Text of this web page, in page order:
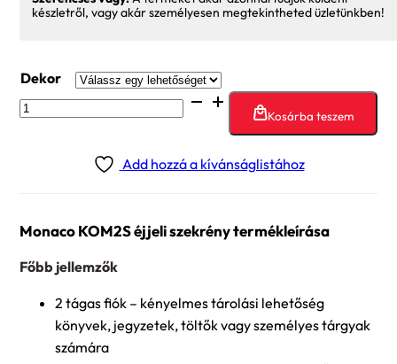
készletről, vagy akár személyesen megtekintheted üzletünkben!
Dekor
Monaco
KOM2S
Kosárba teszem
Add hozzá a kívánságlistához
Monaco KOM2S éjjeli szekrény termékleírása
Főbb jellemzők
2 tágas fiók – kényelmes tárolási lehetőség
könyvek, jegyzetek, töltők vagy személyes tárgyak
számára